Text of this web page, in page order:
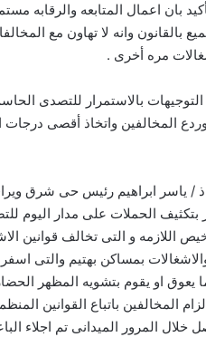
بان اعمال المتابعه والرقابه
بالقانون وانه لا تهاون مع
مره أخرى .
بالاستمرار للتصدى
وردع المخالفين واتخاذ أقصى
/ ياسر ابراهيم رئيس حى شرق
بتكثيف الحملات على مدار اليوم
اللازمه و التى تخالف قوانين
بمساكن بهتيم والتى
يعوق او يقوم بتشويه المظهر
المخالفين باتباع القوانين
المرور الميدانى تم اجلاء